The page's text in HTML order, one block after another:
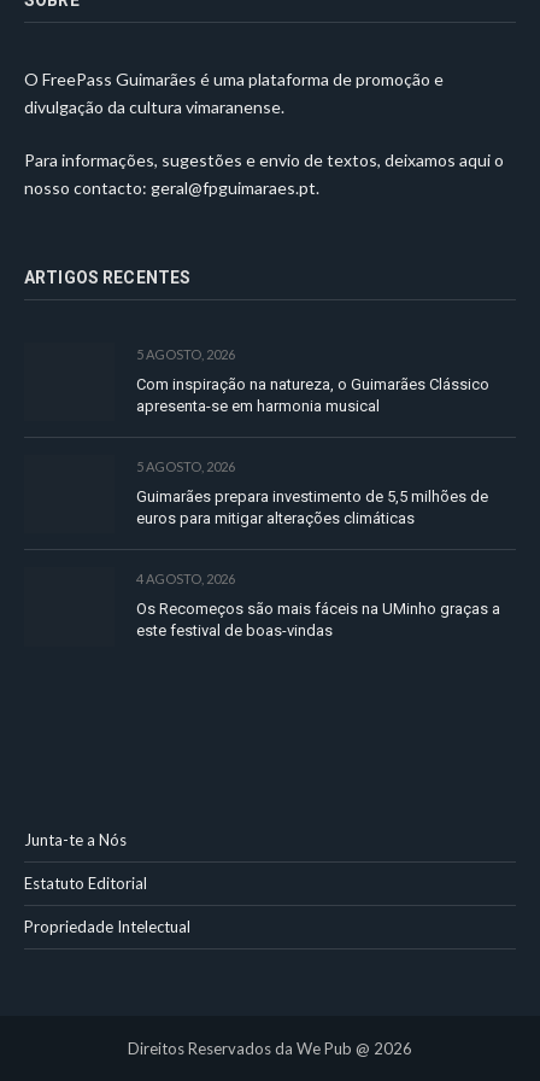
O FreePass Guimarães é uma plataforma de promoção e
divulgação da cultura vimaranense.
Para informações, sugestões e envio de textos, deixamos aqui o
nosso contacto: geral@fpguimaraes.pt.
ARTIGOS RECENTES
5 AGOSTO, 2026
Com inspiração na natureza, o Guimarães Clássico
apresenta-se em harmonia musical
5 AGOSTO, 2026
Guimarães prepara investimento de 5,5 milhões de
euros para mitigar alterações climáticas
4 AGOSTO, 2026
Os Recomeços são mais fáceis na UMinho graças a
este festival de boas-vindas
Junta-te a Nós
Estatuto Editorial
Propriedade Intelectual
Direitos Reservados da We Pub @ 2026